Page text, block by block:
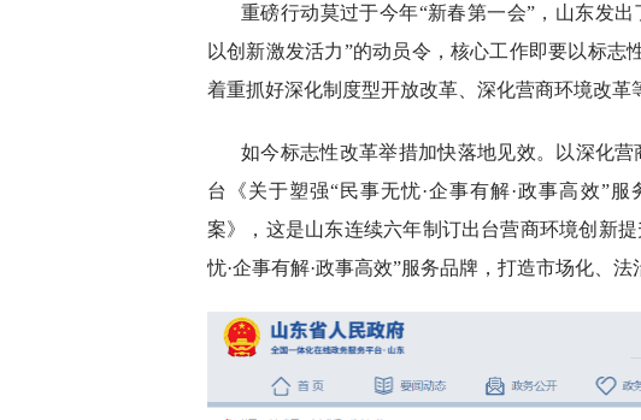
重磅行动莫过于今年“新春第一会”，山东发出
以创新激发活力”的动员令，核心工作即要以标志
着重抓好深化制度型开放改革、深化营商环境改革
如今标志性改革举措加快落地见效。以深化
台《关于塑强“民事无忧·企事有解·政事高效”
案》，这是山东连续六年制订出台营商环境创新
忧·企事有解·政事高效”服务品牌，打造市场化、法